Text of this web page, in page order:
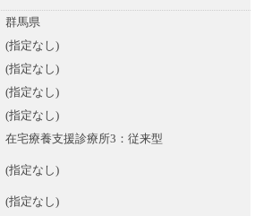
群馬県
(指定なし)
(指定なし)
(指定なし)
(指定なし)
在宅療養支援診療所3：従来型
(指定なし)
(指定なし)